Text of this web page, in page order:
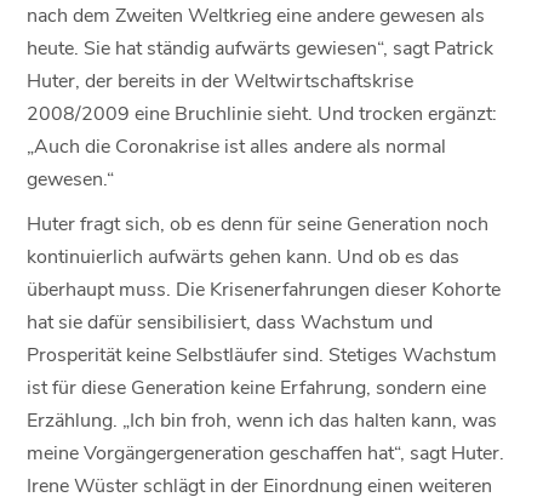
nach dem Zweiten Weltkrieg eine andere gewesen als
heute. Sie hat ständig aufwärts gewiesen“, sagt Patrick
Huter, der bereits in der Weltwirtschaftskrise
2008/2009 eine Bruchlinie sieht. Und trocken ergänzt:
„Auch die Coronakrise ist alles andere als normal
gewesen.“
Huter fragt sich, ob es denn für seine Generation noch
kontinuierlich aufwärts gehen kann. Und ob es das
überhaupt muss. Die Krisenerfahrungen dieser Kohorte
hat sie dafür sensibilisiert, dass Wachstum und
Prosperität keine Selbstläufer sind. Stetiges Wachstum
ist für diese Generation keine Erfahrung, sondern eine
Erzählung. „Ich bin froh, wenn ich das halten kann, was
meine Vorgängergeneration geschaffen hat“, sagt Huter.
Irene Wüster schlägt in der Einordnung einen weiteren